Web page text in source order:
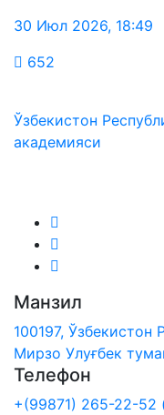
30 Июл 2026, 18:49
652
Ўзбекистон
академияси
Манзил
100197,
Мирзо Улуғбек
Телефон
+(99871) 265-22-52